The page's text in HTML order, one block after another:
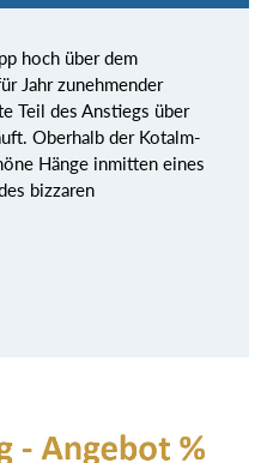
hoch über dem
Jahr zunehmender
Teil des Anstiegs über
Oberhalb der Kotalm-
Hänge inmitten eines
bizzaren